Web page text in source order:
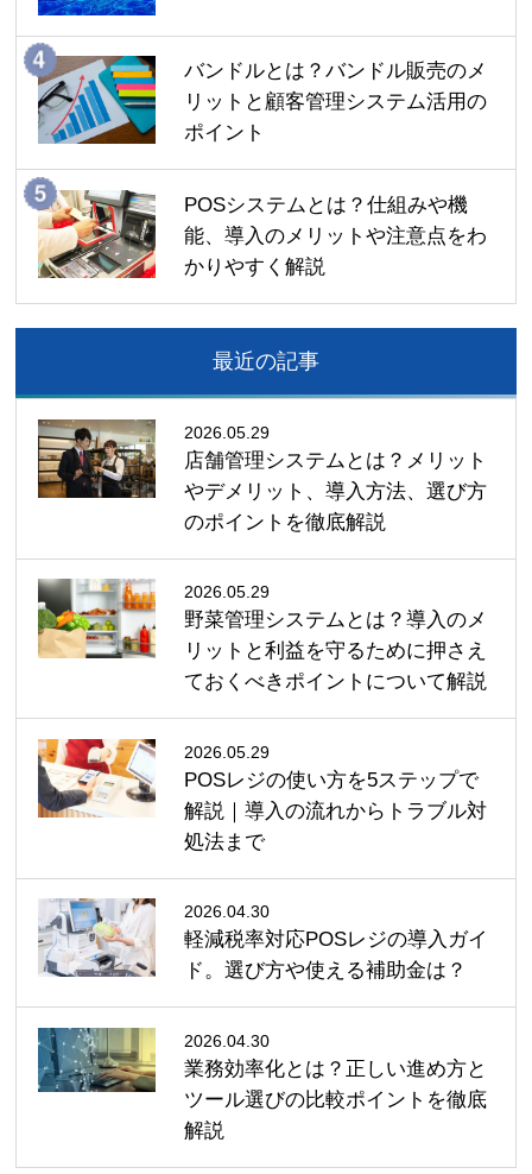
バンドルとは？バンドル販売のメ
リットと顧客管理システム活用の
ポイント
POSシステムとは？仕組みや機
能、導入のメリットや注意点をわ
かりやすく解説
最近の記事
2026.05.29
店舗管理システムとは？メリット
やデメリット、導入方法、選び方
のポイントを徹底解説
2026.05.29
野菜管理システムとは？導入のメ
リットと利益を守るために押さえ
ておくべきポイントについて解説
2026.05.29
POSレジの使い方を5ステップで
解説｜導入の流れからトラブル対
処法まで
2026.04.30
軽減税率対応POSレジの導入ガイ
ド。選び方や使える補助金は？
2026.04.30
業務効率化とは？正しい進め方と
ツール選びの比較ポイントを徹底
解説